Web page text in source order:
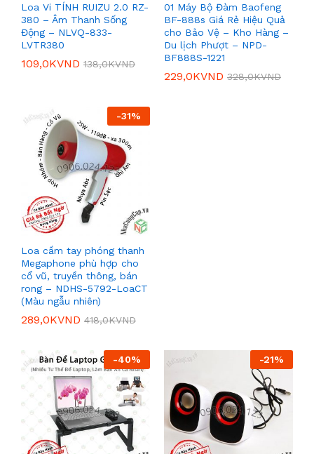
Loa Vi TÍNH RUIZU 2.0 RZ-
380 – Âm Thanh Sống
Động – NLVQ-833-
LVTR380
109,0KVND 138,0KVND
01 Máy Bộ Đàm Baofeng
BF-888s Giá Rẻ Hiệu Quả
cho Bảo Vệ – Kho Hàng –
Du lịch Phượt – NPD-
BF888S-1221
229,0KVND 328,0KVND
-31%
Loa cầm tay phóng thanh
Megaphone phù hợp cho
cổ vũ, truyền thông, bán
rong – NDHS-5792-LoaCT
(Màu ngẫu nhiên)
289,0KVND 418,0KVND
-40% -21%